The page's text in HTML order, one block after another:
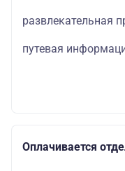
развлекательная
путевая
Оплачивается